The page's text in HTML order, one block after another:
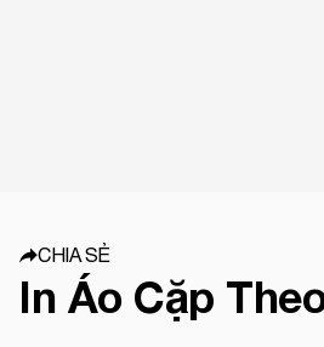
CHIA SẺ
In Áo Cặp